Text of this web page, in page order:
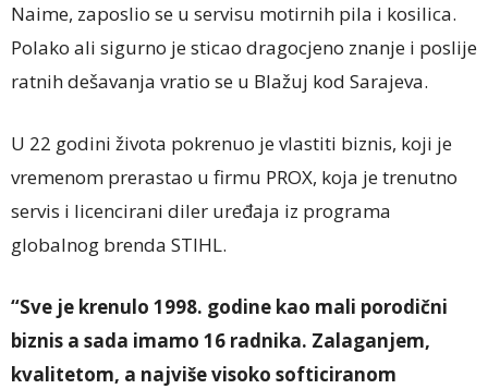
Naime, zaposlio se u servisu motirnih pila i kosilica.
Polako ali sigurno je sticao dragocjeno znanje i poslije
ratnih dešavanja vratio se u Blažuj kod Sarajeva.
U 22 godini života pokrenuo je vlastiti biznis, koji je
vremenom prerastao u firmu PROX, koja je trenutno
servis i licencirani diler uređaja iz programa
globalnog brenda STIHL.
“Sve je krenulo 1998. godine kao mali porodični
biznis a sada imamo 16 radnika. Zalaganjem,
kvalitetom, a najviše visoko softiciranom